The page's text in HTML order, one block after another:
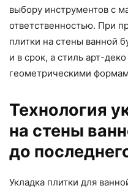
выбору инструментов с
ответственностью. При
плитки на стены ванной
и в срок, а стиль арт-
геометрическими
Технология
на стены
до
Укладка плитки для